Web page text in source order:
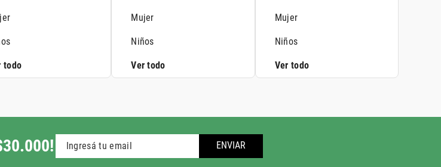
todo
Mujer
Niños
Ver todo
Mujer
Niños
Ver todo
ENVIAR